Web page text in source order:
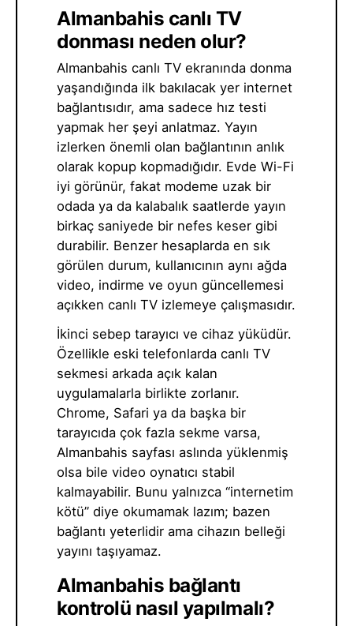
Almanbahis canlı TV
donması neden olur?
Almanbahis canlı TV ekranında donma
yaşandığında ilk bakılacak yer internet
bağlantısıdır, ama sadece hız testi
yapmak her şeyi anlatmaz. Yayın
izlerken önemli olan bağlantının anlık
olarak kopup kopmadığıdır. Evde Wi-Fi
iyi görünür, fakat modeme uzak bir
odada ya da kalabalık saatlerde yayın
birkaç saniyede bir nefes keser gibi
durabilir. Benzer hesaplarda en sık
görülen durum, kullanıcının aynı ağda
video, indirme ve oyun güncellemesi
açıkken canlı TV izlemeye çalışmasıdır.
İkinci sebep tarayıcı ve cihaz yüküdür.
Özellikle eski telefonlarda canlı TV
sekmesi arkada açık kalan
uygulamalarla birlikte zorlanır.
Chrome, Safari ya da başka bir
tarayıcıda çok fazla sekme varsa,
Almanbahis sayfası aslında yüklenmiş
olsa bile video oynatıcı stabil
kalmayabilir. Bunu yalnızca “internetim
kötü” diye okumamak lazım; bazen
bağlantı yeterlidir ama cihazın belleği
yayını taşıyamaz.
Almanbahis bağlantı
kontrolü nasıl yapılmalı?